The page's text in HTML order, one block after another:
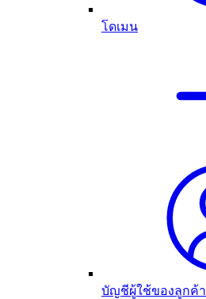
โดเมน
บัญชีผู้ใช้ของลูกค้า